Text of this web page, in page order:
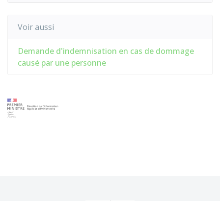
Voir aussi
Demande d'indemnisation en cas de dommage
causé par une personne